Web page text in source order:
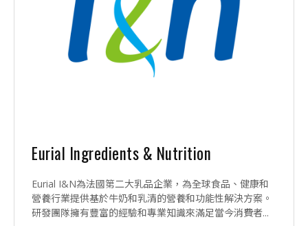
Eurial Ingredients & Nutrition
Eurial I&N為法國第二大乳品企業，為全球食品、健康和
營養行業提供基於牛奶和乳清的營養和功能性解決方案。
研發團隊擁有豐富的經驗和專業知識來滿足當今消費者...